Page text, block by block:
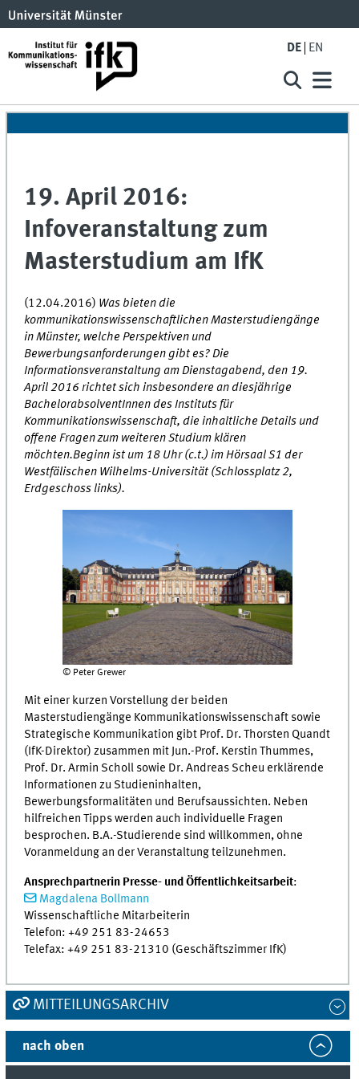
DE EN
19. April 2016:
Infoveranstaltung zum
Masterstudium am IfK
(12.04.2016) Was bieten die
kommunikationswissenschaftlichen Masterstudiengänge
in Münster, welche Perspektiven und
Bewerbungsanforderungen gibt es? Die
Informationsveranstaltung am Dienstagabend, den 19.
April 2016 richtet sich insbesondere an diesjährige
BachelorabsolventInnen des Instituts für
Kommunikationswissenschaft, die inhaltliche Details und
offene Fragen zum weiteren Studium klären
möchten.Beginn ist um 18 Uhr (c.t.) im Hörsaal S1 der
Westfälischen Wilhelms-Universität (Schlossplatz 2,
Erdgeschoss links).
© Peter Grewer
Mit einer kurzen Vorstellung der beiden
Masterstudiengänge Kommunikationswissenschaft sowie
Strategische Kommunikation gibt Prof. Dr. Thorsten Quandt
(IfK-Direktor) zusammen mit Jun.-Prof. Kerstin Thummes,
Prof. Dr. Armin Scholl sowie Dr. Andreas Scheu erklärende
Informationen zu Studieninhalten,
Bewerbungsformalitäten und Berufsaussichten. Neben
hilfreichen Tipps werden auch individuelle Fragen
besprochen. B.A.-Studierende sind willkommen, ohne
Voranmeldung an der Veranstaltung teilzunehmen.
Ansprechpartnerin Presse- und Öffentlichkeitsarbeit:
Magdalena Bollmann
Wissenschaftliche Mitarbeiterin
Telefon: +49 251 83-24653
Telefax: +49 251 83-21310 (Geschäftszimmer IfK)
MITTEILUNGSARCHIV
nach oben